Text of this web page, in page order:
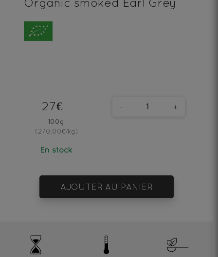
27€
100g
(270.00€/kg)
En stock
- +
AJOUTER AU PANIER